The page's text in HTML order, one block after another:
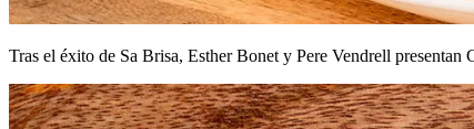
Tras el éxito de Sa Brisa, Esther Bonet y Pere Vendrell